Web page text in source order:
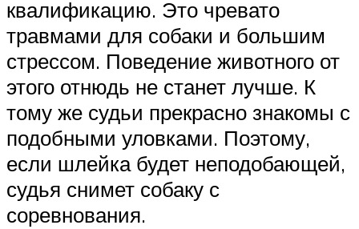
квалификацию. Это чревато
травмами для собаки и большим
стрессом. Поведение животного от
этого отнюдь не станет лучше. К
тому же судьи прекрасно знакомы с
подобными уловками. Поэтому,
если шлейка будет неподобающей,
судья снимет собаку с
соревнования.